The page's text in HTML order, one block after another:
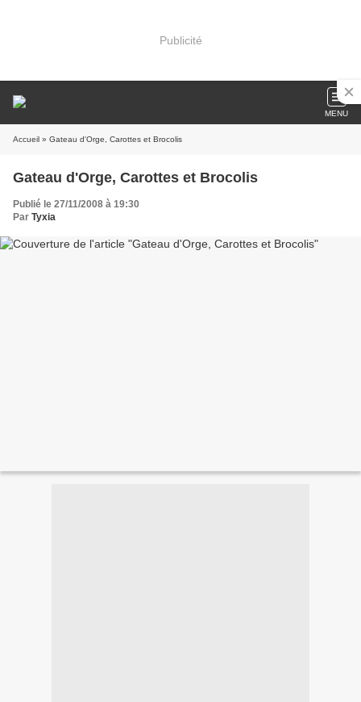
Publicité
MENU
Accueil » Gateau d'Orge, Carottes et Brocolis
Gateau d'Orge, Carottes et Brocolis
Publié le 27/11/2008 à 19:30
Par Tyxia